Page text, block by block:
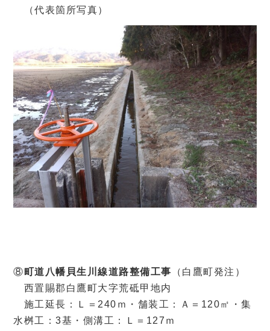
（代表箇所写真）
⑧町道八幡貝生川線道路整備工事 （白鷹町発注）
西置賜郡白鷹町大字荒砥甲地内
施工延長：Ｌ＝240ｍ・舗装工：Ａ＝120㎡・集
水桝工：3基・側溝工：Ｌ＝127ｍ